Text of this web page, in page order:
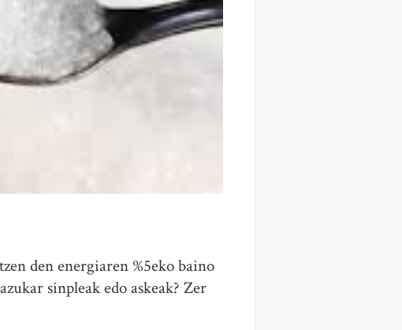
den energiaren %5eko baino
sinpleak edo askeak? Zer